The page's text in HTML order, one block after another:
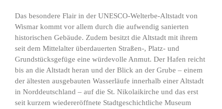
Das besondere Flair in der UNESCO-Welterbe-Altstadt von
Wismar kommt vor allem durch die aufwendig sanierten
historischen Gebäude. Zudem besitzt die Altstadt mit ihrem
seit dem Mittelalter überdauerten Straßen-, Platz- und
Grundstücksgefüge eine würdevolle Anmut. Der Hafen reicht
bis an die Altstadt heran und der Blick an der Grube – einem
der ältesten ausgebauten Wasserläufe innerhalb einer Altstadt
in Norddeutschland – auf die St. Nikolaikirche und das erst
seit kurzem wiedereröffnete Stadtgeschichtliche Museum